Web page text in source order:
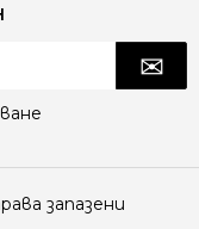
запазени